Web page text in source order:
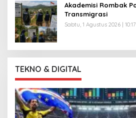
Akademisi Rombak
Transmigrasi
Sabtu, 1 Agustus 2026 |
TEKNO & DIGITAL